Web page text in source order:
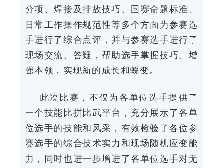
分项、焊接及排故技巧、国赛命题标准、
日常工作操作规范性等多个方面为参赛选
手进行了综合点评，并与参赛选手进行了
现场交流、答疑，帮助选手掌握技巧、增
强本领，实现新的成长和蜕变。
此次比赛，不仅为各单位选手提供了
一个技能比拼比武平台，充分展示了各单
位选手的技能和风采，有效检验了各位参
赛选手的综合技术实力和现场随机应变能
力，同时也进一步增进了各单位选手对无